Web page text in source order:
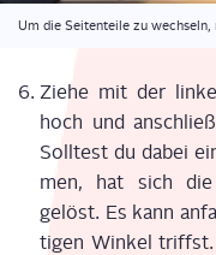
Um die Sei­ten­tei­le zu wech­seln,
Zie­he mit der
hoch und
Soll­test du dabei
men, hat sich
gelöst. Es kann
ti­gen Win­kel triffst.